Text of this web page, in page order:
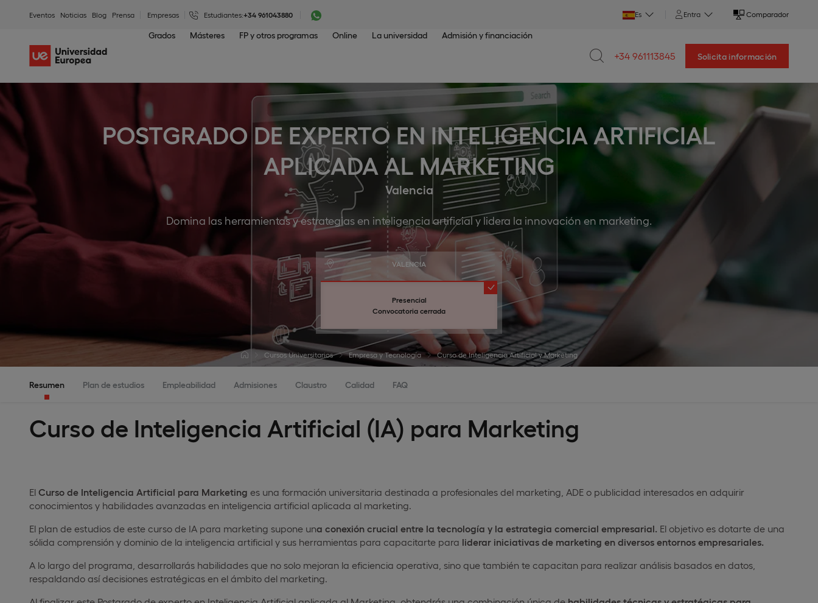
Eventos Noticias Blog Prensa Empresas Estudiantes:+34 961043880 Es Entra Comparador
Grados Másteres FP y otros programas Online La universidad Admisión y financiación
+34 961113845 Solicita información
POSTGRADO DE EXPERTO EN INTELIGENCIA ARTIFICIAL
APLICADA AL MARKETING
Valencia
Domina las herramientas y estrategias en inteligencia artificial y lidera la innovación en marketing.
VALENCIA
Presencial
Convocatoria cerrada
Cursos Universitarios Empresa y Tecnología Curso de Inteligencia Artificial y Marketing
Resumen Plan de estudios Empleabilidad Admisiones Claustro Calidad FAQ
Curso de Inteligencia Artificial (IA) para Marketing
El Curso de Inteligencia Artificial para Marketing es una formación universitaria destinada a profesionales del marketing, ADE o publicidad interesados en adquirir
conocimientos y habilidades avanzadas en inteligencia artificial aplicada al marketing.
El plan de estudios de este curso de IA para marketing supone una conexión crucial entre la tecnología y la estrategia comercial empresarial. El objetivo es dotarte de una
sólida comprensión y dominio de la inteligencia artificial y sus herramientas para capacitarte para liderar iniciativas de marketing en diversos entornos empresariales.
A lo largo del programa, desarrollarás habilidades que no solo mejoran la eficiencia operativa, sino que también te capacitan para realizar análisis basados en datos,
respaldando así decisiones estratégicas en el ámbito del marketing.